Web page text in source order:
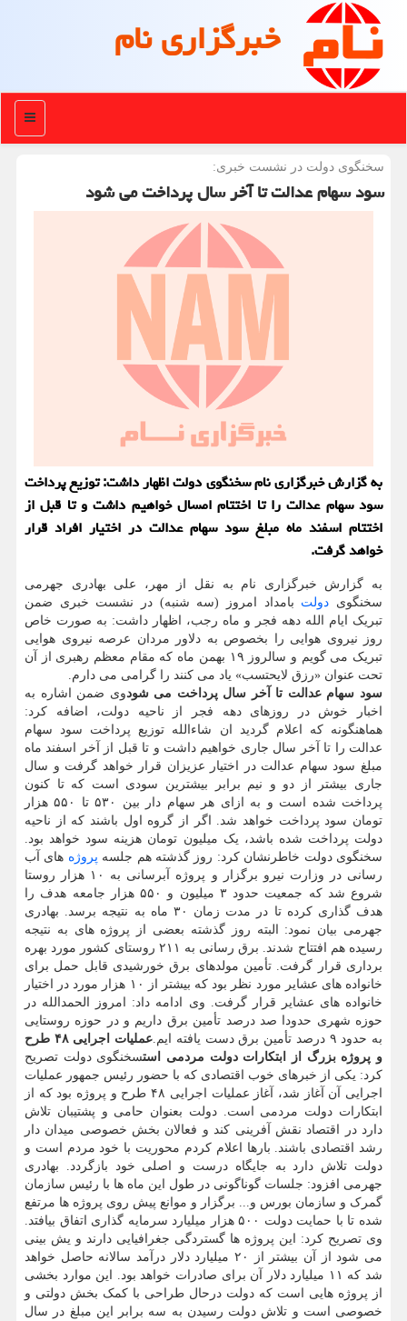
خبرگزاری نام
منو
سخنگوی دولت در نشست خبری:
سود سهام عدالت تا آخر سال پرداخت می شود
به گزارش خبرگزاری نام سخنگوی دولت اظهار داشت: توزیع پرداخت
سود سهام عدالت را تا اختتام امسال خواهیم داشت و تا قبل از
اختتام اسفند ماه مبلغ سود سهام عدالت در اختیار افراد قرار
خواهد گرفت.
به گزارش خبرگزاری نام به نقل از مهر، علی بهادری جهرمی
سخنگوی دولت بامداد امروز (سه شنبه) در نشست خبری ضمن
تبریک ایام الله دهه فجر و ماه رجب، اظهار داشت: به صورت خاص
روز نیروی هوایی را بخصوص به دلاور مردان عرصه نیروی هوایی
تبریک می گویم و سالروز ۱۹ بهمن ماه که مقام معظم رهبری از آن
تحت عنوان «رزق لایحتسب» یاد می کنند را گرامی می دارم.
سود سهام عدالت تا آخر سال پرداخت می شودوی ضمن اشاره به
اخبار خوش در روزهای دهه فجر از ناحیه دولت، اضافه کرد:
هماهنگونه که اعلام گردید ان شاءالله توزیع پرداخت سود سهام
عدالت را تا آخر سال جاری خواهیم داشت و تا قبل از آخر اسفند ماه
مبلغ سود سهام عدالت در اختیار عزیزان قرار خواهد گرفت و سال
جاری بیشتر از دو و نیم برابر بیشترین سودی است که تا کنون
پرداخت شده است و به ازای هر سهام دار بین ۵۳۰ تا ۵۵۰ هزار
تومان سود پرداخت خواهد شد. اگر از گروه اول باشند که از ناحیه
دولت پرداخت شده باشد، یک میلیون تومان هزینه سود خواهد بود.
سخنگوی دولت خاطرنشان کرد: روز گذشته هم جلسه پروژه های آب
رسانی در وزارت نیرو برگزار و پروژه آبرسانی به ۱۰ هزار روستا
شروع شد که جمعیت حدود ۳ میلیون و ۵۵۰ هزار جامعه هدف را
هدف گذاری کرده تا در مدت زمان ۳۰ ماه به نتیجه برسد. بهادری
جهرمی بیان نمود: البته روز گذشته بعضی از پروژه های به نتیجه
رسیده هم افتتاح شدند. برق رسانی به ۲۱۱ روستای کشور مورد بهره
برداری قرار گرفت. تأمین مولدهای برق خورشیدی قابل حمل برای
خانواده های عشایر مورد نظر بود که بیشتر از ۱۰ هزار مورد در اختیار
خانواده های عشایر قرار گرفت. وی ادامه داد: امروز الحمدالله در
حوزه شهری حدودا صد درصد تأمین برق داریم و در حوزه روستایی
به حدود ۹ درصد تأمین برق دست یافته ایم.
عملیات اجرایی ۴۸ طرح
و پروژه بزرگ از ابتکارات دولت مردمی استسخنگوی دولت تصریح
کرد: یکی از خبرهای خوب اقتصادی که با حضور رئیس جمهور عملیات
اجرایی آن آغاز شد، آغاز عملیات اجرایی ۴۸ طرح و پروژه بود که از
ابتکارات دولت مردمی است. دولت بعنوان حامی و پشتیبان تلاش
دارد در اقتصاد نقش آفرینی کند و فعالان بخش خصوصی میدان دار
رشد اقتصادی باشند. بارها اعلام کردم محوریت با خود مردم است و
دولت تلاش دارد به جایگاه درست و اصلی خود بازگردد. بهادری
جهرمی افزود: جلسات گوناگونی در طول این ماه ها با رئیس سازمان
گمرک و سازمان بورس و... برگزار و موانع پیش روی پروژه ها مرتفع
شده تا با حمایت دولت ۵۰۰ هزار میلیارد سرمایه گذاری اتفاق بیافتد.
وی تصریح کرد: این پروژه ها گستردگی جغرافیایی دارند و یش بینی
می شود از آن بیشتر از ۲۰ میلیارد دلار درآمد سالانه حاصل خواهد
شد که ۱۱ میلیارد دلار آن برای صادرات خواهد بود. این موارد بخشی
از پروژه هایی است که دولت درحال طراحی با کمک بخش دولتی و
خصوصی است و تلاش دولت رسیدن به سه برابر این مبلغ در سال